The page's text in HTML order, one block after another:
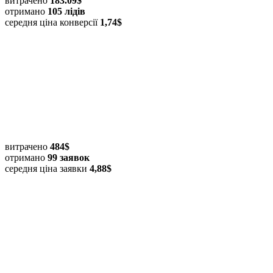
отримано 105 лідів
середня ціна конверсії 1,74$
витрачено 484$
отримано 99 заявок
середня ціна заявки 4,88$